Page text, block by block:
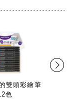
雙頭彩繪筆
色